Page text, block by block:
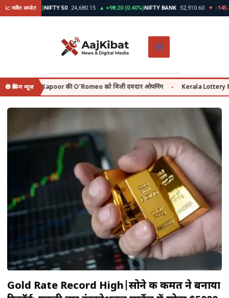
Skip
to
📈 मार्केट अपडेट
(0.39%)NIFTY 50 24,680.15 ▲ +98.20 (0.40%)NIFTY BANK 52,910.60 ▼ -145.30
🔴 ब्रेकिंग न्यूज़Kapoor की O’Romeo को मिली दमदार ओपनिंग ● Kerala Lottery
Gold Rate Record High|सोने की कीमत ने बनाया